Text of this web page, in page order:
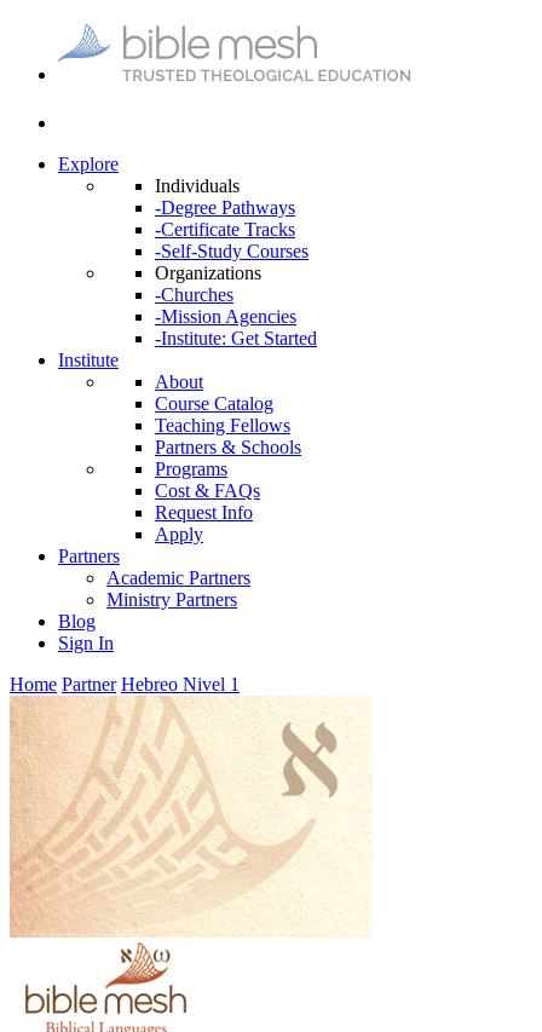
Explore
Individuals
-Degree Pathways
-Certificate Tracks
-Self-Study Courses
Organizations
-Churches
-Mission Agencies
-Institute: Get Started
Institute
About
Course Catalog
Teaching Fellows
Partners & Schools
Programs
Cost & FAQs
Request Info
Apply
Partners
Academic Partners
Ministry Partners
Blog
Sign In
Home Partner Hebreo Nivel 1